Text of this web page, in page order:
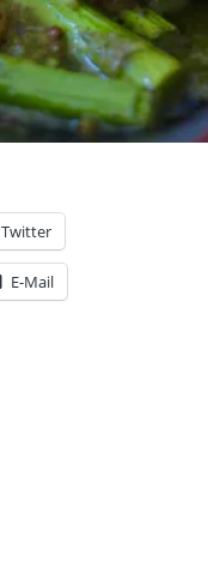
Twitter
E-Mail